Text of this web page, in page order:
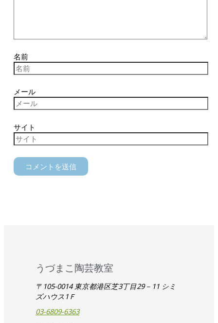
名前
メール
サイト
うづまこ陶芸教室
〒105-0014 東京都港区芝3丁目29－11 シミ
ズハウス1Ｆ
03-6809-6363